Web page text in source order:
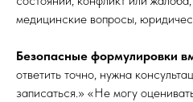
медицинские вопросы,
Безопасные формулировки
ответить точно, нужна
записаться.» «Не могу